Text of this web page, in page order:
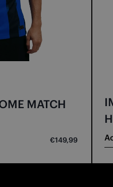
MATCH
€149,99